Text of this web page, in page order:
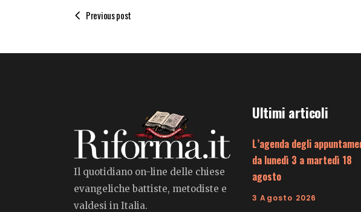
Previous post
Il quotidiano on-line delle chiese
evangeliche battiste, metodiste e
valdesi in Italia.
Ultimi articoli
L’agenda degli
da lunedì 3 a martedì 18
agosto
3 Agosto 2026